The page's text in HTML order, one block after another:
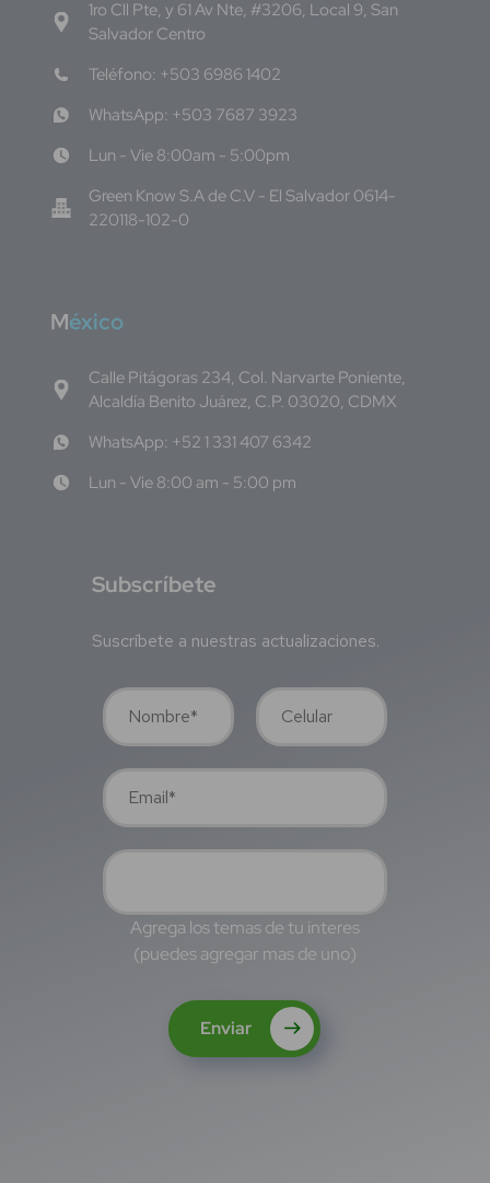
1ro Cll Pte, y 61 Av Nte, #3206, Local 9, San
Salvador Centro
Teléfono: +503 6986 1402
WhatsApp: +503 7687 3923
Lun - Vie 8:00am - 5:00pm
Green Know S.A de C.V - El Salvador 0614-
220118-102-0
México
Calle Pitágoras 234, Col. Narvarte Poniente,
Alcaldía Benito Juárez, C.P. 03020, CDMX
WhatsApp: +52 1 331 407 6342
Lun - Vie 8:00 am - 5:00 pm
Subscríbete
Suscríbete a nuestras actualizaciones.
Agrega los temas de tu interes
(puedes agregar mas de uno)
Enviar